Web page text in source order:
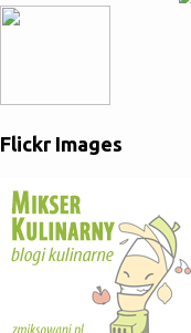
Flickr Images